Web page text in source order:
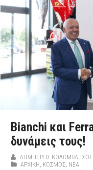
Bianchi και
δυνάμεις τους!
ΔΗΜΉΤΡΗΣ ΚΟΛΟΜΒΆΤΣΟΣ
ΑΡΧΙΚΉ, ΚΟΣΜΟΣ, ΝΕΑ